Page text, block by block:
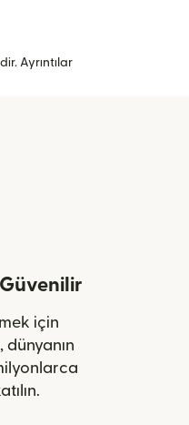
Ayrıntılar
için
dünyanın